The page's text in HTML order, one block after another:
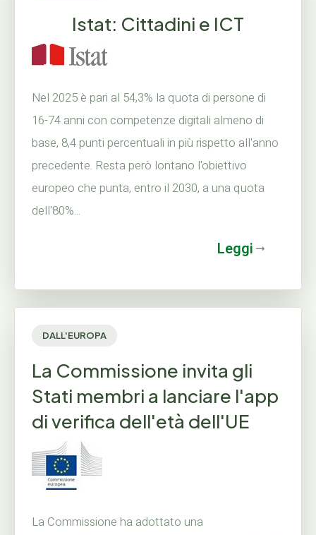
Istat: Cittadini e ICT
Nel 2025 è pari al 54,3% la quota di persone di
16-74 anni con competenze digitali almeno di
base, 8,4 punti percentuali in più rispetto all'anno
precedente. Resta però lontano l'obiettivo
europeo che punta, entro il 2030, a una quota
dell'80%...
Leggi
DALL'EUROPA
La Commissione invita gli
Stati membri a lanciare l'app
di verifica dell'età dell'UE
La Commissione ha adottato una